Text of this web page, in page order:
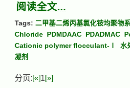
阅读全文...
Tags: 二甲基二烯丙基氯化铵均聚
Chloride
PDMDAAC PDADMAC
Cationic polymer flocculant-Ⅰ
水
凝剂
分页:[«]1[»]